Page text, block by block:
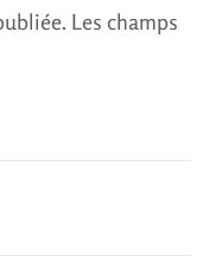
Les champs